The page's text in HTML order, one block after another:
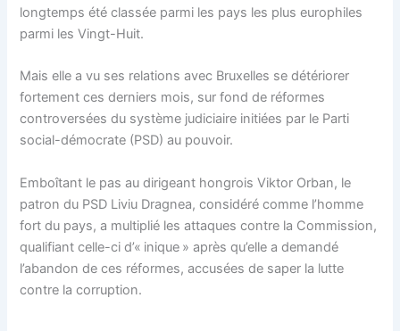
longtemps été classée parmi les pays les plus europhiles
parmi les Vingt-Huit.
Mais elle a vu ses relations avec Bruxelles se détériorer
fortement ces derniers mois, sur fond de réformes
controversées du système judiciaire initiées par le Parti
social-démocrate (PSD) au pouvoir.
Emboîtant le pas au dirigeant hongrois Viktor Orban, le
patron du PSD Liviu Dragnea, considéré comme l’homme
fort du pays, a multiplié les attaques contre la Commission,
qualifiant celle-ci d’« inique » après qu’elle a demandé
l’abandon de ces réformes, accusées de saper la lutte
contre la corruption.